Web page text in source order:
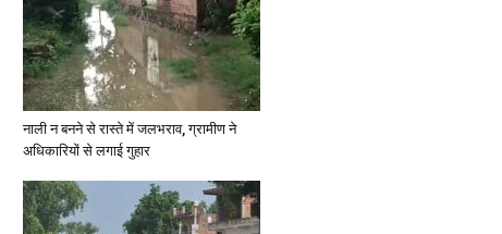
नाली न बनने से रास्ते में जलभराव, ग्रामीण ने
अधिकारियों से लगाई गुहार